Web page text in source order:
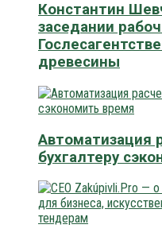
Константин
заседании
древесины
Автоматизация
бухгалтеру